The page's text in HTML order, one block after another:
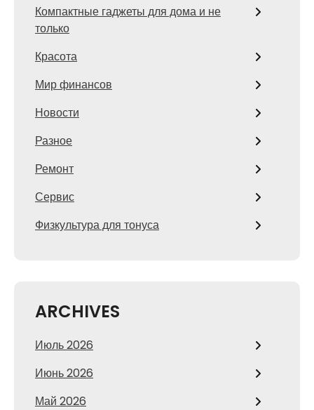
Компактные гаджеты для дома и не
только
Красота
Мир финансов
Новости
Разное
Ремонт
Сервис
Физкультура для тонуса
ARCHIVES
Июль 2026
Июнь 2026
Май 2026